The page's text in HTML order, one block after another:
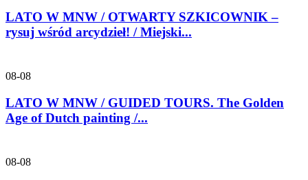
LATO W MNW / OTWARTY SZKICOWNIK –
rysuj wśród arcydzieł! / Miejski...
08-08
LATO W MNW / GUIDED TOURS. The Golden
Age of Dutch painting /...
08-08